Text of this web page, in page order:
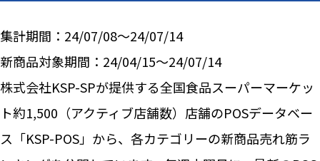
集計期間：24/07/08～24/07/14
新商品対象期間：24/04/15～24/07/14
株式会社KSP-SPが提供する全国食品スーパーマーケッ
ト約1,500（アクティブ店舗数）店舗のPOSデータベー
ス「KSP-POS」から、各カテゴリーの新商品売れ筋ラ